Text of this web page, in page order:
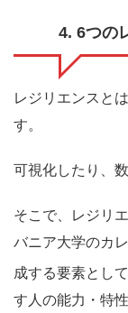
4. 6つの
レジリエンスと
す。
可視化したり、
そこで、レジリ
バニア大学のカ
成する要素として
す人の能力・特